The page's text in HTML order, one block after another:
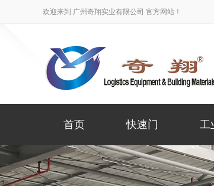
欢迎来到 广州奇翔实业有限公司 官方网站！
首页 快速门 工